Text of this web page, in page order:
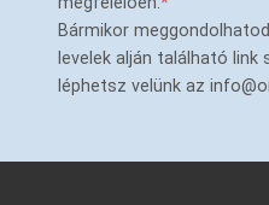
Bármikor
levelek alján található
léphetsz velünk az